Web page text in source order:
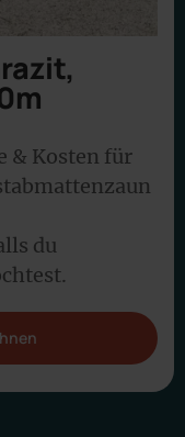
& Kosten für
du